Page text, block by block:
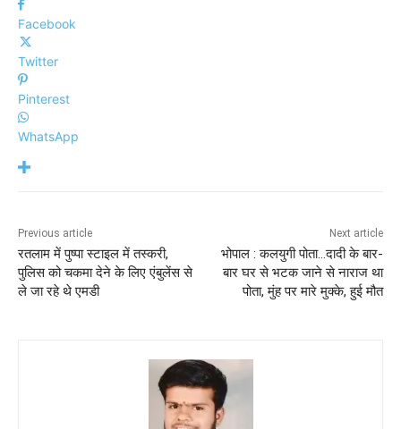
Facebook
Twitter
Pinterest
WhatsApp
Previous article
रतलाम में पुष्पा स्टाइल में तस्करी,
पुलिस को चकमा देने के लिए एंबुलेंस से
ले जा रहे थे एमडी
Next article
भोपाल : कलयुगी पोता…दादी के बार-
बार घर से भटक जाने से नाराज था
पोता, मुंह पर मारे मुक्के, हुई मौत